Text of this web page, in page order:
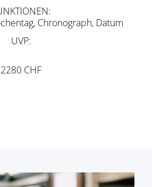
Chronograph, Datum
UVP
2280 CHF